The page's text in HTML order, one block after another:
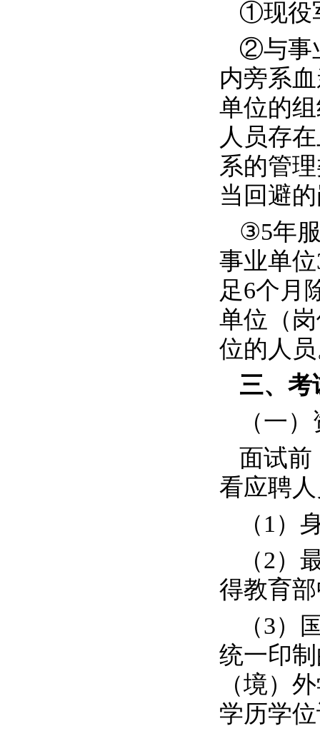
①现役
②与事
内旁系
单位的
人员存
系的管
当回避
③5年
事业单位
足6个月
单位（
位的人
三、考
（一
面试前
看应聘
（ 1 ）
（2）
得教育
（3）
统一印
（境）
学历学